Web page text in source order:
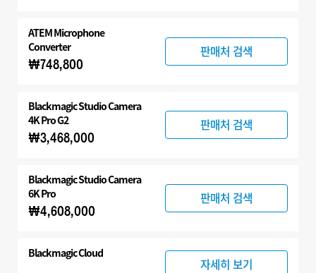
ATEM Microphone
Converter
₩748,800
판매처 검색
BlackmagicStudio Camera
4K Pro G2
₩3,468,000
판매처 검색
BlackmagicStudio Camera
6K Pro
₩4,608,000
판매처 검색
Blackmagic Cloud
자세히 보기